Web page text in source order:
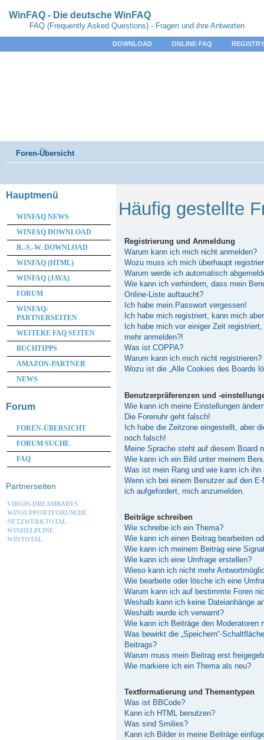
WinFAQ - Die deutsche WinFAQ
FAQ (Frequently Asked Questions) - Fragen und ihre Antworten
DOWNLOAD ONLINE-FAQ
Foren-Übersicht
Häufig gestellte
Registrierung und Anmeldung
Warum kann ich mich nicht anmelden?
Wozu muss ich mich überhaupt
Warum werde ich automatisch
Wie kann ich verhindern, dass mein
Online-Liste auftaucht?
Ich habe mein Passwort vergessen!
Ich habe mich registriert, kann mich
Ich habe mich vor einiger Zeit
mehr anmelden?!
Was ist COPPA?
Warum kann ich mich nicht registrieren?
Wozu ist die „Alle Cookies des Boards
Benutzerpräferenzen und -
Wie kann ich meine Einstellungen
Die Forenuhr geht falsch!
Ich habe die Zeitzone eingestellt, aber
noch falsch!
Meine Sprache steht auf diesem Board
Wie kann ich ein Bild unter meinem
Was ist mein Rang und wie kann ich ihn
Wenn ich bei einem Benutzer auf den
ich aufgefordert, mich anzumelden.
Beiträge schreiben
Wie schreibe ich ein Thema?
Wie kann ich einen Beitrag bearbeiten
Wie kann ich meinem Beitrag eine
Wie kann ich eine Umfrage erstellen?
Wieso kann ich nicht mehr
Wie bearbeite oder lösche ich eine
Warum kann ich auf bestimmte Foren
Weshalb kann ich keine Dateianhänge
Weshalb wurde ich verwarnt?
Wie kann ich Beiträge den Moderatoren
Was bewirkt die „Speichern“-
Beitrags?
Warum muss mein Beitrag erst
Wie markiere ich ein Thema als neu?
Textformatierung und Thementypen
Was ist BBCode?
Kann ich HTML benutzen?
Was sind Smilies?
Kann ich Bilder in meine Beiträge
Hauptmenü
WINFAQ NEWS
WINFAQ DOWNLOAD
R.-S.-W. DOWNLOAD
WINFAQ (HTML)
WINFAQ (JAVA)
FORUM
WINFAQ-
PARTNERSEITEN
WEITERE FAQ SEITEN
BUCHTIPPS
AMAZON-PARTNER
NEWS
Forum
FOREN-ÜBERSICHT
FORUM SUCHE
FAQ
Partnerseiten
VIRGIS-DREAMBABYS
WINSUPPORTFORUM.DE
NETZWERKTOTAL
WINHELPLINE
WINTOTAL